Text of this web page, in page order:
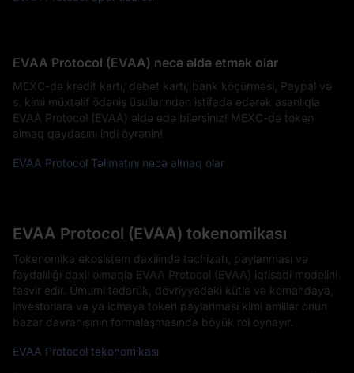
EVAA Protocol (EVAA) necə əldə etmək olar
MEXC-də kredit kartı, debet kartı, bank köçürməsi, Paypal və
s. kimi müxtəlif ödəniş üsullarından istifadə edərək asanlıqla
EVAA Protocol (EVAA) əldə edə bilərsiniz! MEXC-də token
almaq qaydasını indi öyrənin!
EVAA Protocol Təlimatını necə almaq olar
EVAA Protocol (EVAA) tokenomikası
Tokenomika ekosistem daxilində təchizatı, paylanması və
faydalılığı daxil olmaqla EVAA Protocol (EVAA) iqtisadi modelini
təsvir edir. Ümumi tədarük, dövriyyədəki kütlə və komandaya,
investorlara və ya icmaya token paylanması kimi amillər onun
bazar davranışının formalaşmasında böyük rol oynayır.
EVAA Protocol tekonomikası